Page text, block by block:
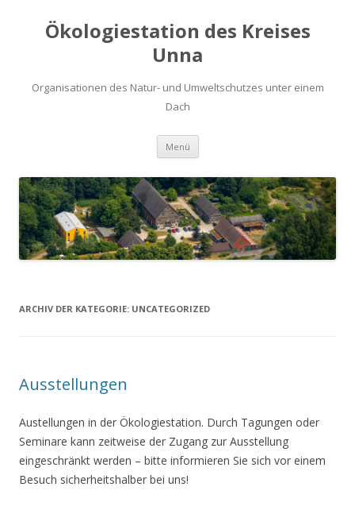
Ökologiestation des Kreises
Unna
Organisationen des Natur- und Umweltschutzes unter einem
Dach
Menü Zum
springen
ARCHIV DER KATEGORIE: UNCATEGORIZED
Ausstellungen
Austellungen in der Ökologiestation. Durch Tagungen oder
Seminare kann zeitweise der Zugang zur Ausstellung
eingeschränkt werden – bitte informieren Sie sich vor einem
Besuch sicherheitshalber bei uns!